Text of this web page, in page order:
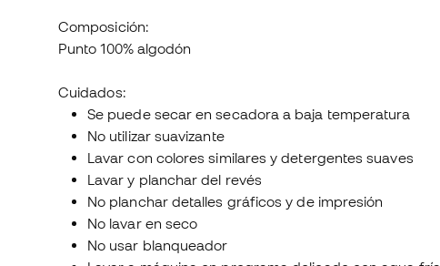
Composición:
Punto 100% algodón
Cuidados:
Se puede secar en secadora a baja temperatura
No utilizar suavizante
Lavar con colores similares y detergentes suaves
Lavar y planchar del revés
No planchar detalles gráficos y de impresión
No lavar en seco
No usar blanqueador